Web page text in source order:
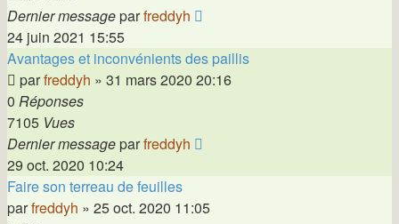
Dernier messageparfreddyh
24 juin 2021 15:55
Avantages et inconvénients des paillis
parfreddyh » 31 mars 2020 20:16
0 Réponses
7105 Vues
Dernier messageparfreddyh
29 oct. 2020 10:24
Faire son terreau de feuilles
parfreddyh » 25 oct. 2020 11:05